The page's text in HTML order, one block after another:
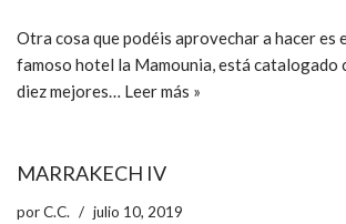
Otra cosa que podéis aprovechar a hacer es
famoso hotel la Mamounia, está catalogado
diez mejores… Leer más »
MARRAKECH IV
porC.C. julio 10, 2019